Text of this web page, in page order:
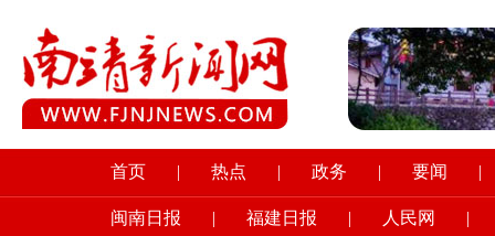
首页 | 热点 | 政务 | 要闻 |
闽南日报 | 福建日报 | 人民网 |